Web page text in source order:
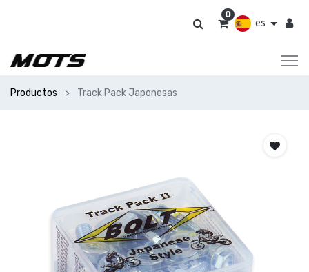
es
0
Productos Track Pack Japonesas